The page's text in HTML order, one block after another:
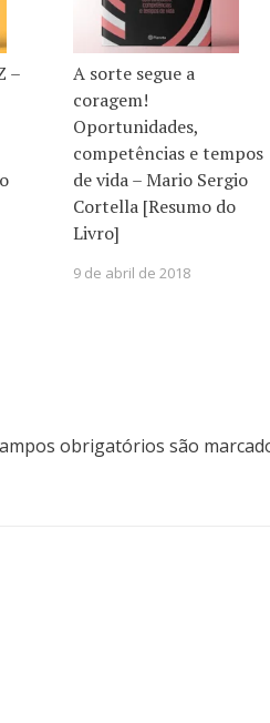
–
A sorte segue a
coragem!
Oportunidades,
competências e tempos
de vida – Mario Sergio
Cortella [Resumo do
Livro]
9 de abril de 2018
obrigatórios são